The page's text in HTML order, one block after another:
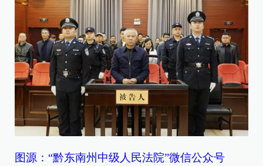
图源：“黔东南州中级人民法院”微信公众号